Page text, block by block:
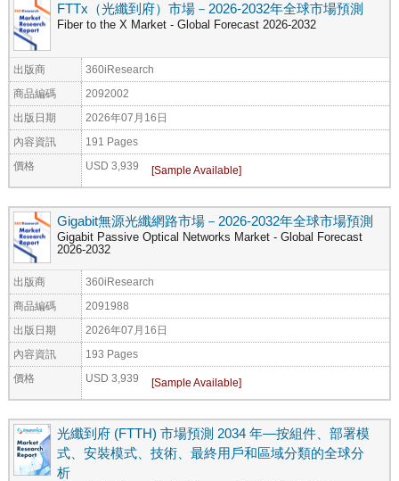
FTTx（光纖到府）市場－2026-2032年全球市場預測
Fiber to the X Market - Global Forecast 2026-2032
出版商 360iResearch
商品編碼 2092002
出版日期 2026年07月16日
內容資訊 191 Pages
價格 USD 3,939
Gigabit無源光纖網路市場－2026-2032年全球市場預測
Gigabit Passive Optical Networks Market - Global Forecast
2026-2032
出版商 360iResearch
商品編碼 2091988
出版日期 2026年07月16日
內容資訊 193 Pages
價格 USD 3,939
光纖到府 (FTTH) 市場預測 2034 年—按組件、部署模
式、安裝模式、技術、最終用戶和區域分類的全球分
析